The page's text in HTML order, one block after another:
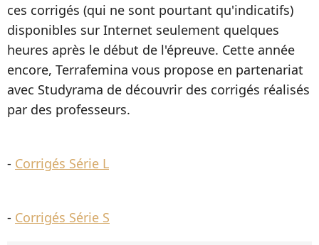
ces corrigés (qui ne sont pourtant qu'indicatifs)
disponibles sur Internet seulement quelques
heures après le début de l'épreuve. Cette année
encore, Terrafemina vous propose en partenariat
avec Studyrama de découvrir des corrigés réalisés
par des professeurs.
- Corrigés Série L
- Corrigés Série S